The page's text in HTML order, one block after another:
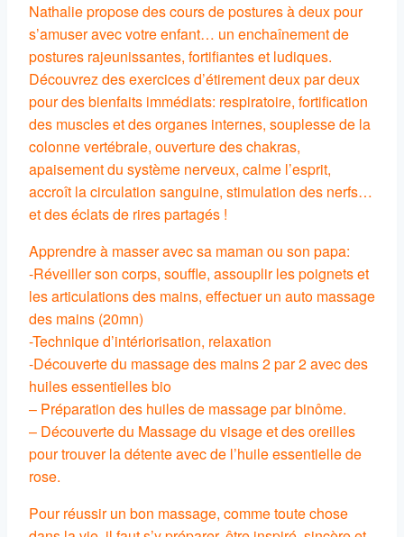
Nathalie propose des cours de postures à deux pour
s’amuser avec votre enfant… un enchaînement de
postures rajeunissantes, fortifiantes et ludiques.
Découvrez des exercices d’étirement deux par deux
pour des bienfaits immédiats: respiratoire, fortification
des muscles et des organes internes, souplesse de la
colonne vertébrale, ouverture des chakras,
apaisement du système nerveux, calme l’esprit,
accroît la circulation sanguine, stimulation des nerfs…
et des éclats de rires partagés !
Apprendre à masser avec sa maman ou son papa:
-Réveiller son corps, souffle, assouplir les poignets et
les articulations des mains, effectuer un auto massage
des mains (20mn)
-Technique d’intériorisation, relaxation
-Découverte du massage des mains 2 par 2 avec des
huiles essentielles bio
– Préparation des huiles de massage par binôme.
– Découverte du Massage du visage et des oreilles
pour trouver la détente avec de l’huile essentielle de
rose.
Pour réussir un bon massage, comme toute chose